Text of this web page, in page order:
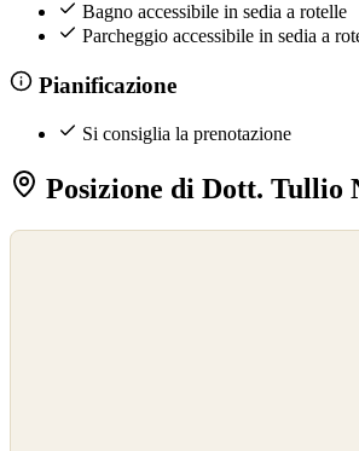
Bagno accessibile in sedia a rotelle
Parcheggio accessibile in sedia a
Pianificazione
Si consiglia la prenotazione
Posizione di Dott. Tullio